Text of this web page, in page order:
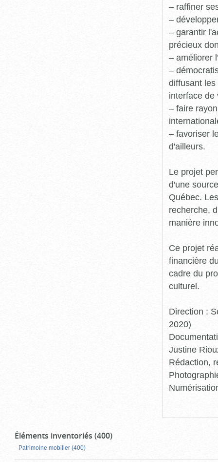
– raffiner
–
– garantir
précieux
– améliorer
–
diffusant
interface de
– faire
– favoriser
d'ailleurs.
Le projet
d'une
Québec.
recherche,
manière
Ce projet
financière
cadre du
culturel.
Direction :
2020)
Justine
Rédaction,
Éléments inventoriés (400)
Patrimoine mobilier (400)